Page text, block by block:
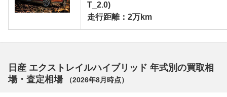
T_2.0)
走行距離：2万km
日産 エクストレイルハイブリッド 年式別の買取相
場・査定相場
（2026年8月 時点）